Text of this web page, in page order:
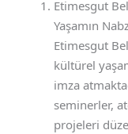
Etimesgut
Yaşamın
Etimesgut
kültürel
imza
seminerler,
projeleri